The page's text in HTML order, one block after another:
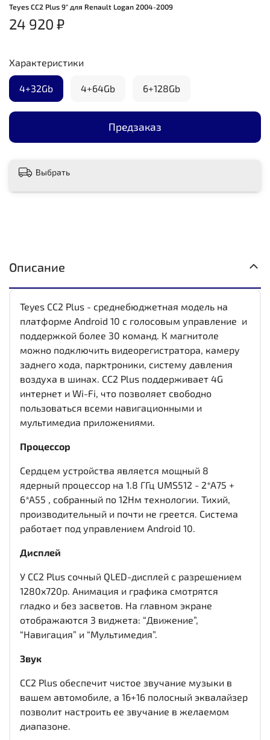
Teyes CC2 Plus 9" для Renault Logan 2004-2009
24 920 ₽
Предзаказ
Характеристики
4+32Gb 4+64Gb 6+128Gb
Выбрать
Описание
Teyes CC2 Plus - среднебюджетная модель на
платформе Android 10 с голосовым управление и
поддержкой более 30 команд. К магнитоле
можно подключить видеорегистратора, камеру
заднего хода, парктроники, систему давления
воздуха в шинах. CC2 Plus поддерживает 4G
интернет и Wi-Fi, что позволяет свободно
пользоваться всеми навигационными и
мультимедиа приложениями.
Процессор
Сердцем устройства является мощный 8
ядерный процессор на 1.8 ГГц UMS512 - 2*A75 +
6*A55 , собранный по 12Нм технологии. Тихий,
производительный и почти не греется. Система
работает под управлением Android 10.
Дисплей
У CC2 Plus сочный QLED-дисплей c разрешением
1280x720р. Анимация и графика смотрятся
гладко и без засветов. На главном экране
отображаются 3 виджета: “Движение”,
“Навигация” и “Мультимедия”.
Звук
CC2 Plus обеспечит чистое звучание музыки в
вашем автомобиле, а 16+16 полосный эквалайзер
позволит настроить ее звучание в желаемом
диапазоне.